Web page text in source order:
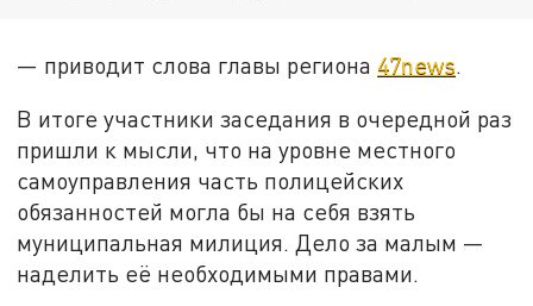
— приводит слова главы региона 47news.
В итоге участники заседания в очередной раз
пришли к мысли, что на уровне местного
самоуправления часть полицейских
обязанностей могла бы на себя взять
муниципальная милиция. Дело за малым —
наделить её необходимыми правами.